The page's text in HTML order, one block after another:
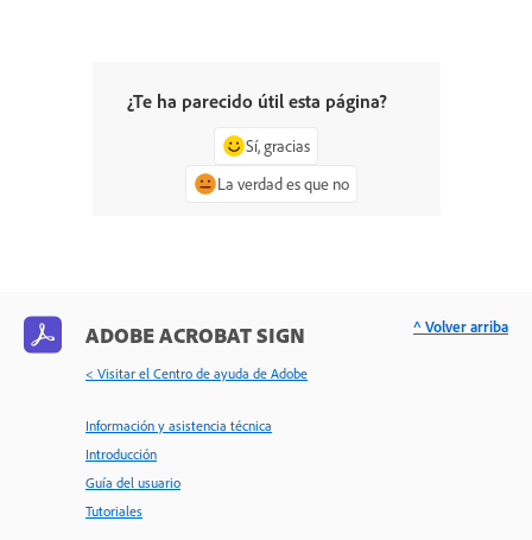
¿Te ha parecido útil esta página?
Sí, gracias
La verdad es que no
ADOBE ACROBAT SIGN
< Visitar el Centro de ayuda de Adobe
Información y asistencia técnica
Introducción
Guía del usuario
Tutoriales
^ Volver arriba